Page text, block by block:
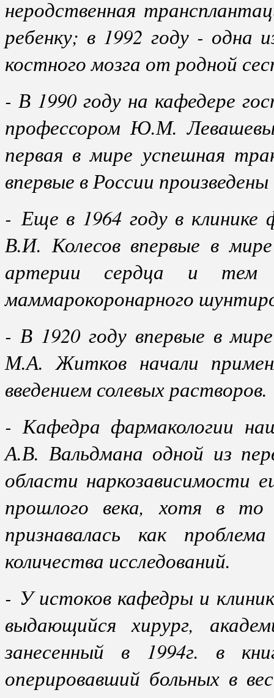
неродственная
ребенку; в 1992 году - одна
костного мозга от родной
- В 1990 году на кафедере
профессором Ю.М.
первая в мире успешная
впервые в России произведены
- Еще в 1964 году в клинике
В.И. Колесов впервые в
артерии сердца и тем
маммарокоронарного
- В 1920 году впервые в
М.А. Житков начали
введением солевых растворов.
- Кафедра фармакологии
А.В. Вальдмана одной из
области наркозависимости
прошлого века, хотя в то
признавалась как
количества исследований.
- У истоков кафедры и
выдающийся хирург,
занесенный в 1994г. в
оперировавший больных в